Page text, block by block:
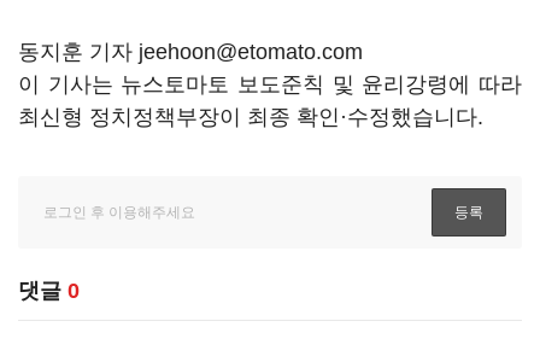
동지훈 기자 jeehoon@etomato.com
이 기사는 뉴스토마토 보도준칙 및 윤리강령에 따라
최신형 정치정책부장이 최종 확인·수정했습니다.
댓글 0